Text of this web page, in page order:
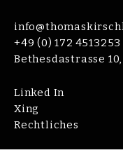
+49 (0) 172 4513253
Bethesdastrasse
Linked In
Xing
Rechtliches